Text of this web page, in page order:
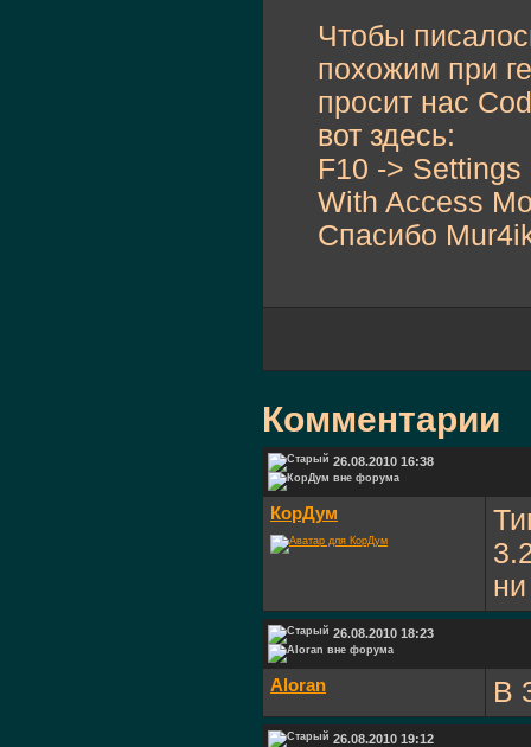
Чтобы
похожим при
просит нас
вот здесь:
F10 ->
With Access
Спасибо
Комментарии
26.08.2010 16:38
КорДум
26.08.2010 18:23
Aloran В
26.08.2010 19:12